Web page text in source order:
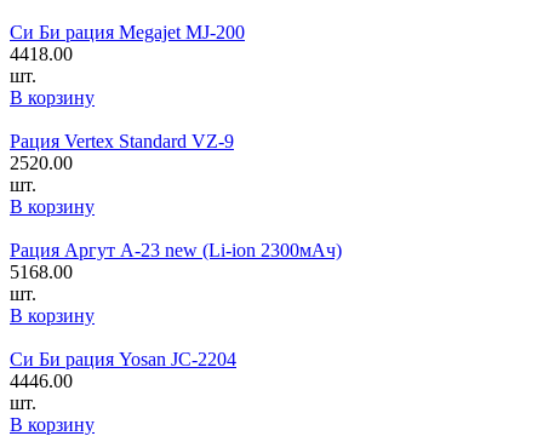
Си Би рация Megajet MJ-200
4418.00
шт.
В корзину
Рация Vertex Standard VZ-9
2520.00
шт.
В корзину
Рация Аргут А-23 new (Li-ion 2300мАч)
5168.00
шт.
В корзину
Си Би рация Yosan JC-2204
4446.00
шт.
В корзину